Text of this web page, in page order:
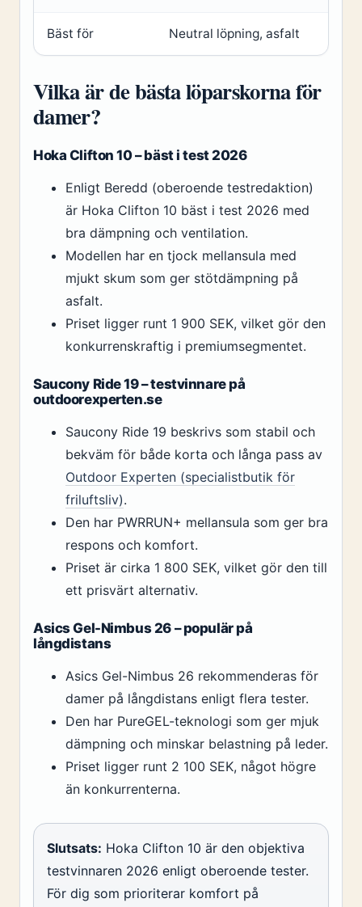
Bäst för Neutral löpning, asfalt
Vilka är de bästa löparskorna för
damer?
Hoka Clifton 10 – bäst i test 2026
Enligt Beredd (oberoende testredaktion)
är Hoka Clifton 10 bäst i test 2026 med
bra dämpning och ventilation.
Modellen har en tjock mellansula med
mjukt skum som ger stötdämpning på
asfalt.
Priset ligger runt 1 900 SEK, vilket gör den
konkurrenskraftig i premiumsegmentet.
Saucony Ride 19 – testvinnare på
outdoorexperten.se
Saucony Ride 19 beskrivs som stabil och
bekväm för både korta och långa pass av
Outdoor Experten (specialistbutik för
friluftsliv).
Den har PWRRUN+ mellansula som ger bra
respons och komfort.
Priset är cirka 1 800 SEK, vilket gör den till
ett prisvärt alternativ.
Asics Gel-Nimbus 26 – populär på
långdistans
Asics Gel-Nimbus 26 rekommenderas för
damer på långdistans enligt flera tester.
Den har PureGEL-teknologi som ger mjuk
dämpning och minskar belastning på leder.
Priset ligger runt 2 100 SEK, något högre
än konkurrenterna.
Slutsats: Hoka Clifton 10 är den objektiva
testvinnaren 2026 enligt oberoende tester.
För dig som prioriterar komfort på